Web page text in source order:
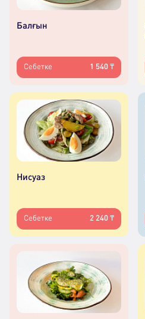
Балғын
Себетке 1 540 ₸
Нисуаз
Себетке 2 240 ₸